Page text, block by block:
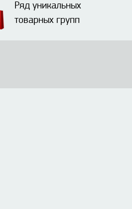
Ряд уникальных
товарных групп